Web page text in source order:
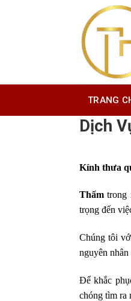
TRANG
Dịch Vụ
Dịch
Kính thưa
Thấm trong
trọng đến
Chúng tôi
nguyên
Để khắc
chóng tìm ra